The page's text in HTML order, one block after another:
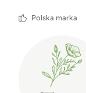
Polska marka